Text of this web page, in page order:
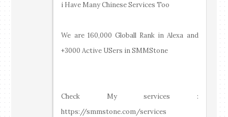
i Have Many Chinese Services Too
We are 160,000 Globall Rank in Alexa and
+3000 Active USers in SMMStone
Check My services :
https://smmstone.com/services